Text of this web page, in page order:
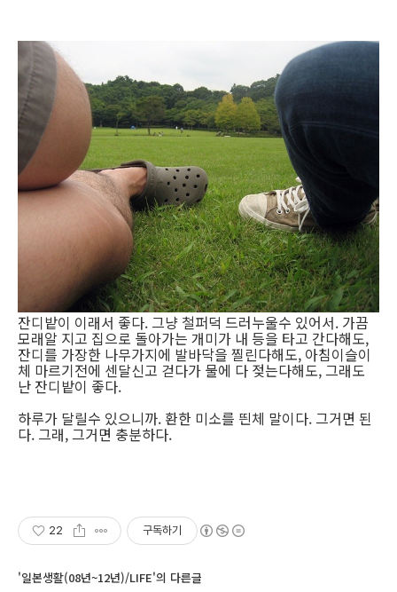
잔디밭이 이래서 좋다. 그냥 철퍼덕 드러누울수 있어서. 가끔
모래알 지고 집으로 돌아가는 개미가 내 등을 타고 간다해도,
잔디를 가장한 나무가지에 발바닥을 찔린다해도, 아침이슬이
체 마르기전에 센달신고 걷다가 물에 다 젖는다해도, 그래도
난 잔디밭이 좋다.
하루가 달릴수 있으니까. 환한 미소를 띈체 말이다. 그거면 된
다. 그래, 그거면 충분하다.
22 구독하기
'일본생활(08년~12년)/LIFE'의 다른글